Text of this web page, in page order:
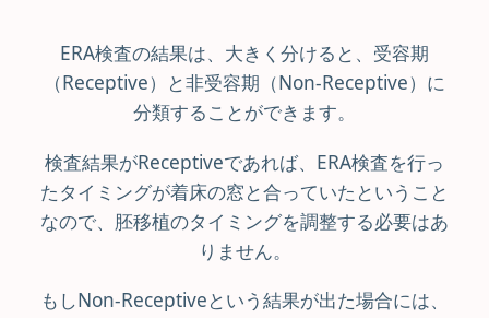
ERA検査の結果は、大きく分けると、受容期
（Receptive）と非受容期（Non-Receptive）に
分類することができます。
検査結果がReceptiveであれば、ERA検査を行っ
たタイミングが着床の窓と合っていたということ
なので、胚移植のタイミングを調整する必要はあ
りません。
もしNon-Receptiveという結果が出た場合には、